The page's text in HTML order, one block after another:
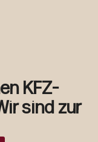
KFZ-
sind zur